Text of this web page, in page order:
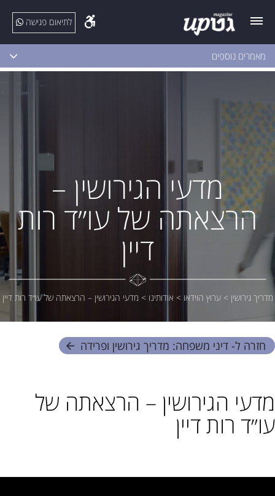
לתיאום פגישה
מאמרים נוספים
מדעי הגירושין –
הרצאתה של עו״ד רות
דיין
מדריך גירושין >ערוץ הוידאו > אודותינו > מדעי הגירושין – הרצאתה של עו״ד רות דיין
חזרה ל- דיני משפחה: מדריך גירושין ופרידה
מדעי הגירושין – הרצאתה של
עו״ד רות דיין